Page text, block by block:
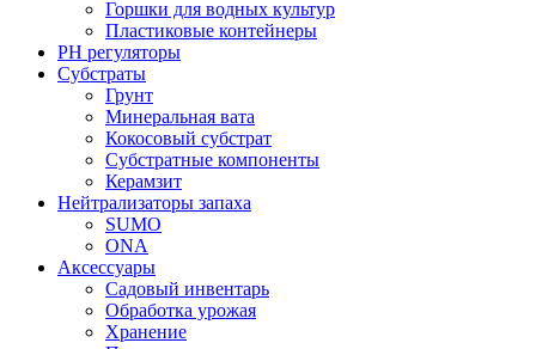
Горшки для водных культур
Пластиковые контейнеры
PH регуляторы
Субстраты
Грунт
Минеральная вата
Кокосовый субстрат
Субстратные компоненты
Керамзит
Нейтрализаторы запаха
SUMO
ONA
Аксессуары
Садовый инвентарь
Обработка урожая
Хранение